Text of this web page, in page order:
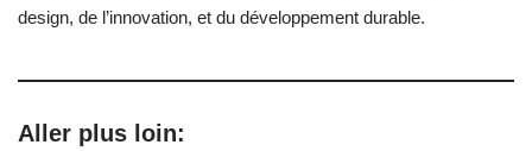
design, de l’innovation, et du développement durable.
Aller plus loin: